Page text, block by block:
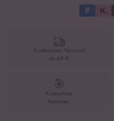
Kostenloser Versand
ab 49 €
Kostenlose
Retouren